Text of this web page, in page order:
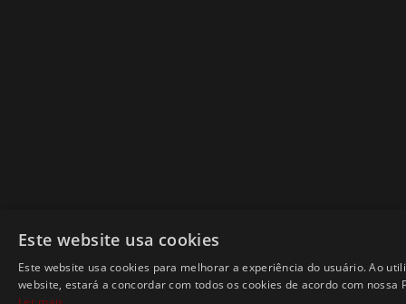
Este website usa cookies
Este website usa cookies para melhorar a experiência do usuário. Ao
website, estará a concordar com todos os cookies de acordo com nossa